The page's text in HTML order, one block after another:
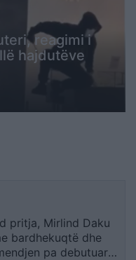
reagimi i
hajdutëve
pritja, Mirlind Daku
bardhekuqtë dhe
pa debutuar